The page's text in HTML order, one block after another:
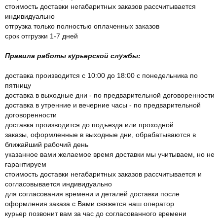
стоимость доставки негабаритных заказов рассчитывается
индивидуально
отгрузка только полностью оплаченных заказов
срок отгрузки 1-7 дней
Правила работы курьерской службы:
доставка производится с 10:00 до 18:00 с понедельника по
пятницу
доставка в выходные дни - по предварительной договоренности
доставка в утренние и вечерние часы - по предварительной
договоренности
доставка производится до подъезда или проходной
заказы, оформленные в выходные дни, обрабатываются в
ближайший рабочий день
указанное вами желаемое время доставки мы учитываем, но не
гарантируем
стоимость доставки негабаритных заказов рассчитывается и
согласовывается индивидуально
для согласования времени и деталей доставки после
оформления заказа с Вами свяжется наш оператор
курьер позвонит вам за час до согласованного времени